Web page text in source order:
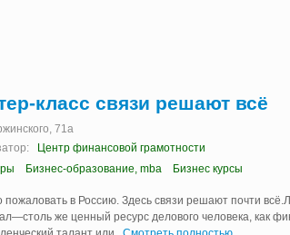
класс связи решают всё
71а
Центр финансовой грамотности
Бизнес-образование, mba Бизнес курсы
пожаловать в Россию. Здесь связи решают почти
же ценный ресурс делового человека, как